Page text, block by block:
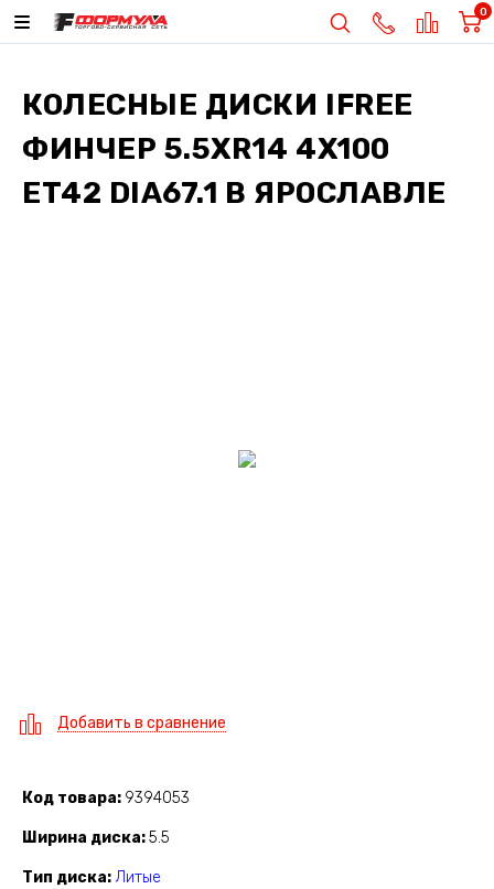
0
КОЛЕСНЫЕ ДИСКИ IFREE
ФИНЧЕР 5.5XR14 4X100
ET42 DIA67.1 В ЯРОСЛАВЛЕ
Добавить в сравнение
Код товара 9394053
Ширина диска 5.5
Тип диска Литые